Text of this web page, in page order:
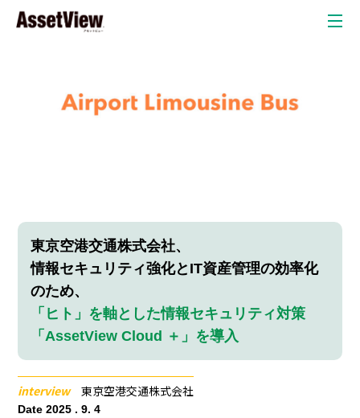
報
漏
C
更
リスク検
ョン
ィリスクを
医療 建設業
東京空港交通株式会社、
情報セキュリティ強化とIT資産管理の効率化
のため、
「ヒト」を軸とした情報セキュリティ対策
「AssetView Cloud ＋」を導入
interview東京空港交通株式会社
Date 2025 . 9. 4